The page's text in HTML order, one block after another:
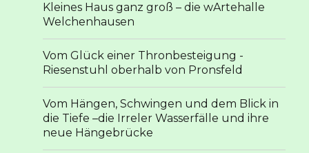
Kleines Haus ganz groß – die wArtehalle
Welchenhausen
Vom Glück einer Thronbesteigung -
Riesenstuhl oberhalb von Pronsfeld
Vom Hängen, Schwingen und dem Blick in
die Tiefe –die Irreler Wasserfälle und ihre
neue Hängebrücke